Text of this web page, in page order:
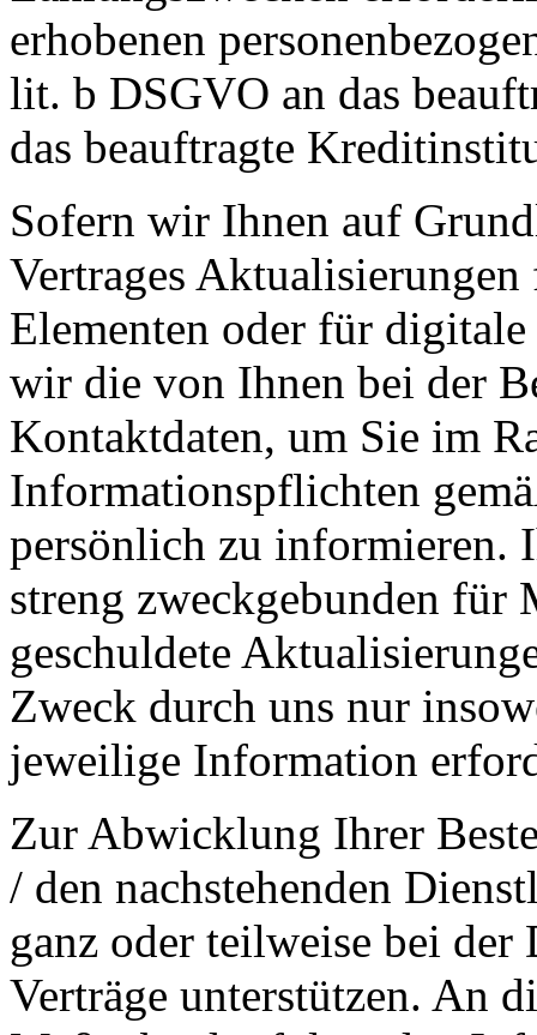
erhobenen
lit. b DSGVO an das
das beauftragte
Sofern wir Ihnen auf
Vertrages
Elementen oder für
wir die von Ihnen bei der
Kontaktdaten, um Sie im
Informationspflichten
persönlich zu informieren.
streng zweckgebunden
geschuldete
Zweck durch uns nur
jeweilige Information
Zur Abwicklung Ihrer
/ den nachstehenden
ganz oder teilweise bei der
Verträge unterstützen. An